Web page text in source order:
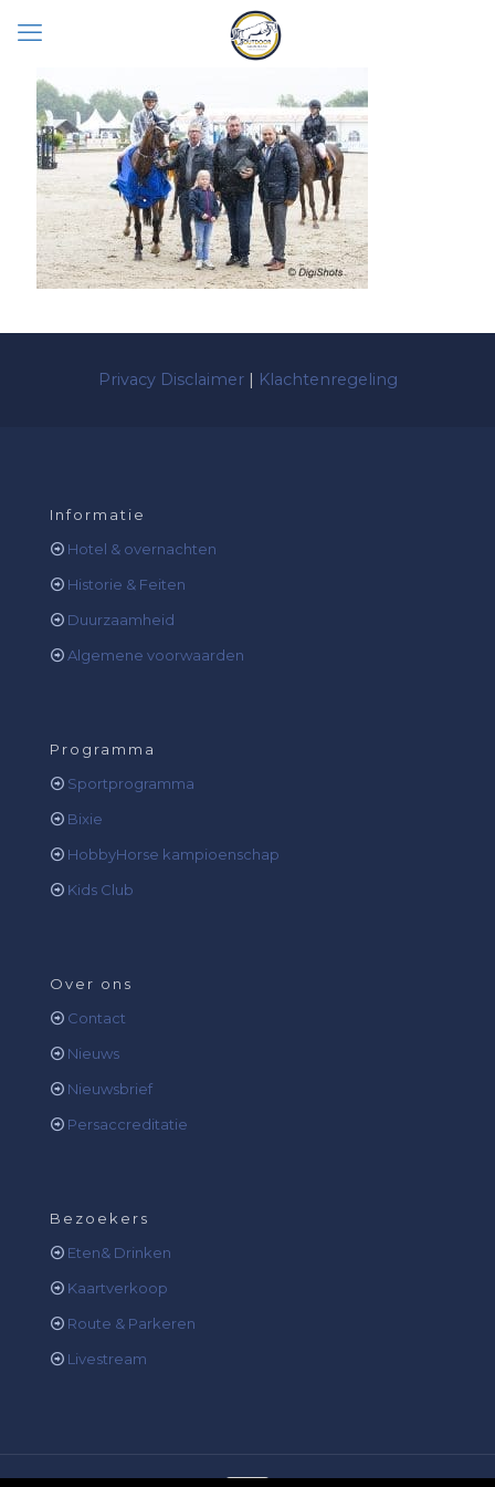
Privacy Disclaimer| Klachtenregeling
Informatie
Hotel & overnachten
Historie & Feiten
Duurzaamheid
Algemene voorwaarden
Programma
Sportprogramma
Bixie
HobbyHorse kampioenschap
Kids Club
Over ons
Contact
Nieuws
Nieuwsbrief
Persaccreditatie
Bezoekers
Eten& Drinken
Kaartverkoop
Route & Parkeren
Livestream